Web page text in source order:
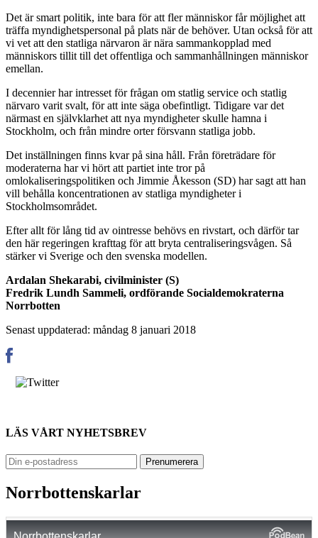
Det är smart politik, inte bara för att fler människor får möjlighet att
träffa myndighetspersonal på plats när de behöver. Utan också för att
vi vet att den statliga närvaron är nära sammankopplad med
människors tillit till det offentliga och sammanhållningen människor
emellan.
I decennier har intresset för frågan om statlig service och statlig
närvaro varit svalt, för att inte säga obefintligt. Tidigare var det
närmast en självklarhet att nya myndigheter skulle hamna i
Stockholm, och från mindre orter försvann statliga jobb.
Det inställningen finns kvar på sina håll. Från företrädare för
moderaterna har vi hört att partiet inte tror på
omlokaliseringspolitiken och Jimmie Åkesson (SD) har sagt att han
vill behålla koncentrationen av statliga myndigheter i
Stockholmsområdet.
Efter allt för lång tid av ointresse behövs en rivstart, och därför tar
den här regeringen krafttag för att bryta centraliseringsvågen. Så
stärker vi Sverige och den svenska modellen.
Ardalan Shekarabi, civilminister (S)
Fredrik Lundh Sammeli, ordförande Socialdemokraterna
Norrbotten
Senast uppdaterad: måndag 8 januari 2018
LÄS VÅRT NYHETSBREV
Norrbottenskarlar